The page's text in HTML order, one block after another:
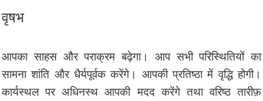
वृषभ
आपका साहस और पराक्रम बढ़ेगा। आप सभी परिस्थितियों का
सामना शांति और धैर्यपूर्वक करेंगे। आपकी प्रतिष्ठा में वृद्धि होगी।
कार्यस्थल पर अधिनस्थ आपकी मदद करेंगे तथा वरिष्ठ तारीफ़